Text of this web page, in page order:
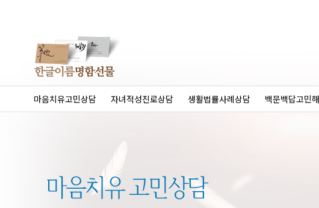
마음치유고민상담 자녀적성진로상담 생활법률사례상담 백문백답고민